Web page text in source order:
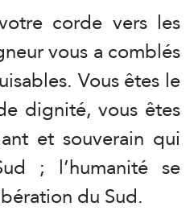
corde vers les
vous a comblés
Vous êtes le
dignité, vous êtes
et souverain qui
; l’humanité se
du Sud.